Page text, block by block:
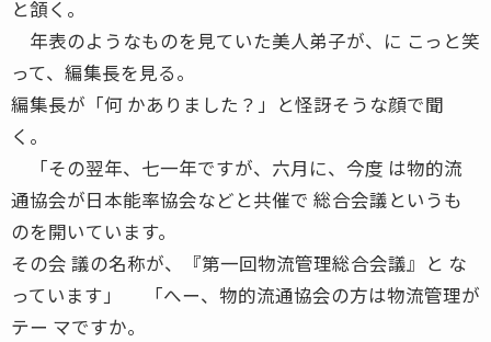
と頷く。
年表のようなものを見ていた美人弟子が、に こっと笑
って、編集長を見る。
編集長が「何 かありました？」と怪訝そうな顔で聞
く。
「その翌年、七一年ですが、六月に、今度 は物的流
通協会が日本能率協会などと共催で 総合会議というも
のを開いています。
その会 議の名称が、『第一回物流管理総合会議』と な
っています」 「へー、物的流通協会の方は物流管理が
テー マですか。